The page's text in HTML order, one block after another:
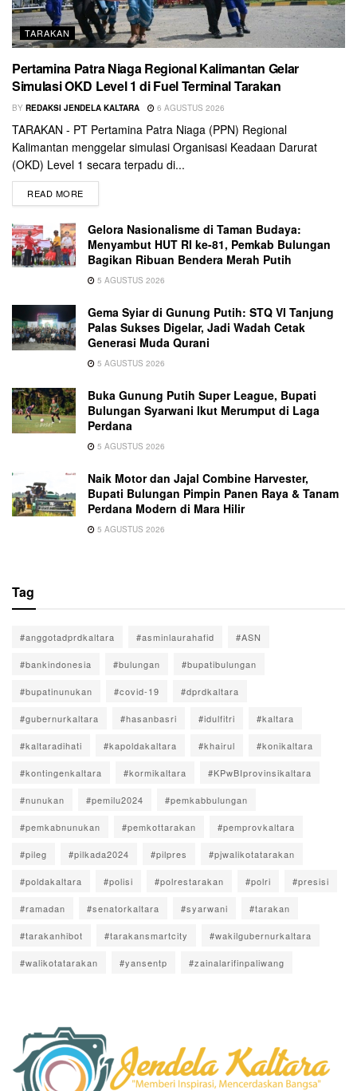
TARAKAN
Pertamina Patra Niaga Regional Kalimantan Gelar
Simulasi OKD Level 1 di Fuel Terminal Tarakan
BY REDAKSI JENDELA KALTARA 6 AGUSTUS 2026
TARAKAN - PT Pertamina Patra Niaga (PPN) Regional
Kalimantan menggelar simulasi Organisasi Keadaan Darurat
(OKD) Level 1 secara terpadu di...
READ MORE
Gelora Nasionalisme di Taman Budaya:
Menyambut HUT RI ke-81, Pemkab Bulungan
Bagikan Ribuan Bendera Merah Putih
5 AGUSTUS 2026
Gema Syiar di Gunung Putih: STQ VI Tanjung
Palas Sukses Digelar, Jadi Wadah Cetak
Generasi Muda Qurani
5 AGUSTUS 2026
Buka Gunung Putih Super League, Bupati
Bulungan Syarwani Ikut Merumput di Laga
Perdana
5 AGUSTUS 2026
Naik Motor dan Jajal Combine Harvester,
Bupati Bulungan Pimpin Panen Raya & Tanam
Perdana Modern di Mara Hilir
5 AGUSTUS 2026
Tag
#anggotadprdkaltara #asminlaurahafid #ASN
#bankindonesia #bulungan #bupatibulungan
#bupatinunukan #covid-19 #dprdkaltara
#gubernurkaltara #hasanbasri #idulfitri #kaltara
#kaltaradihati #kapoldakaltara #khairul #konikaltara
#kontingenkaltara #kormikaltara #KPwBIprovinsikaltara
#nunukan #pemilu2024 #pemkabbulungan
#pemkabnunukan #pemkottarakan #pemprovkaltara
#pileg #pilkada2024 #pilpres #pjwalikotatarakan
#poldakaltara #polisi #polrestarakan #polri #presisi
#ramadan #senatorkaltara #syarwani #tarakan
#tarakanhibot #tarakansmartcity #wakilgubernurkaltara
#walikotatarakan #yansentp #zainalarifinpaliwang